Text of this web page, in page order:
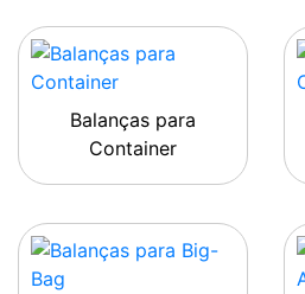
Balanças para
Container